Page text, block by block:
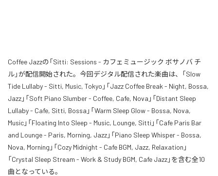
Coffee Jazzの「Sitti: Sessions - カフェミュージック ボサノバ チ
ル」が配信開始された。今回デジタル配信された楽曲は、「Slow
Tide Lullaby - Sitti, Music, Tokyo」「Jazz Coffee Break - Night, Bossa,
Jazz」「Soft Piano Slumber - Coffee, Cafe, Nova」「Distant Sleep
Lullaby - Cafe, Sitti, Bossa」「Warm Sleep Glow - Bossa, Nova,
Music」「Floating Into Sleep - Music, Lounge, Sitti」「Cafe Paris Bar
and Lounge - Paris, Morning, Jazz」「Piano Sleep Whisper - Bossa,
Nova, Morning」「Cozy Midnight - Cafe BGM, Jazz, Relaxation」
「Crystal Sleep Stream - Work & Study BGM, Cafe Jazz」を含む全10
曲となっている。